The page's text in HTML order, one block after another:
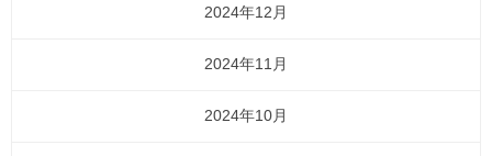
2024年12月
2024年11月
2024年10月